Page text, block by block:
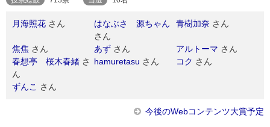
月海照花 さん
はなぶさ 源ちゃん
さん
青樹加奈 さん
焦焦 さん あず さん アルトーマ さん
春想亭 桜木春緒 さ
ん
hamuretasu さん コク さん
ずんこ さん
今後のWebコンテンツ大賞予定